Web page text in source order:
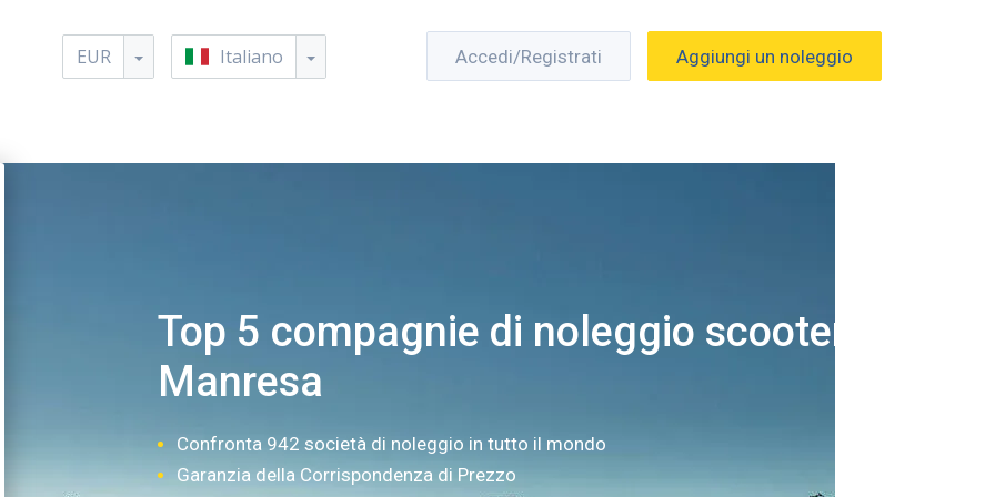
EUR Italiano Accedi/Registrati Aggiungi un noleggio
Top 5 compagnie di noleggio scooter a
Manresa
Confronta 942 società di noleggio in tutto il mondo
Garanzia della Corrispondenza di Prezzo